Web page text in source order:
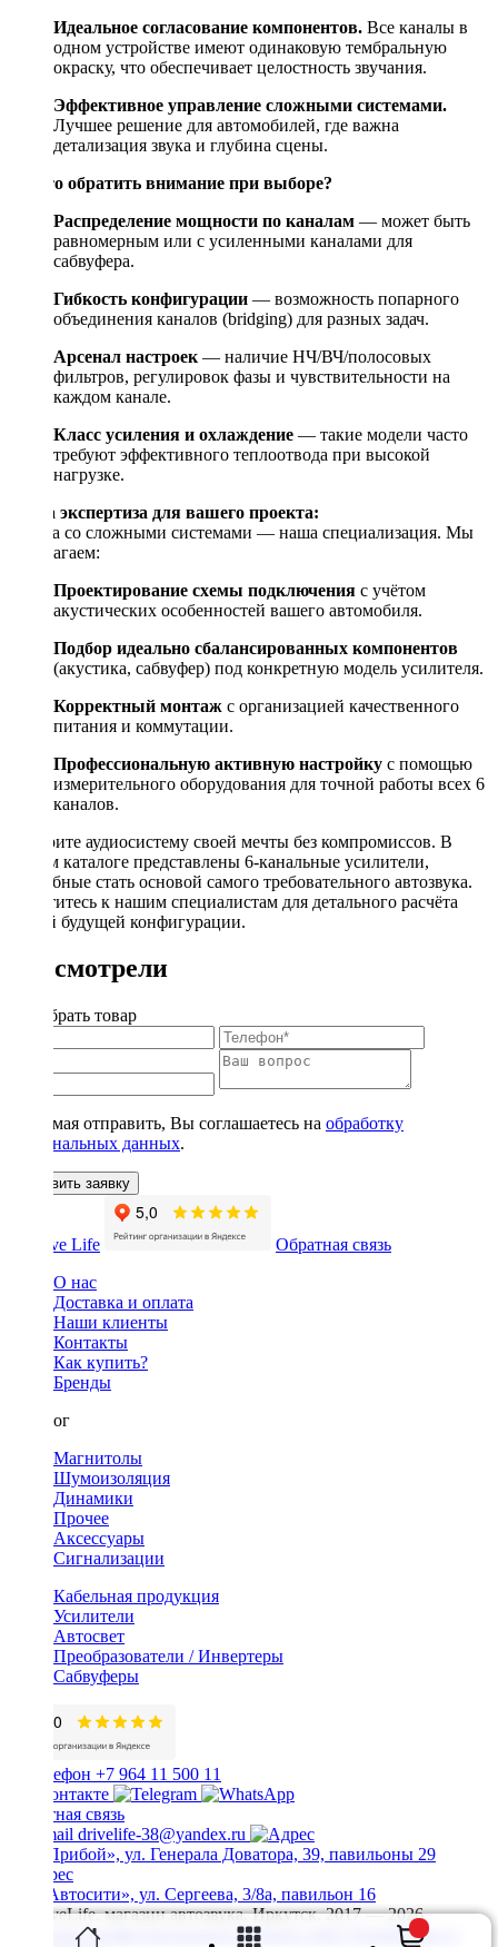
Идеальное согласование компонентов. Все каналы в
одном устройстве имеют одинаковую тембральную
окраску, что обеспечивает целостность звучания.
Эффективное управление сложными системами.
Лучшее решение для автомобилей, где важна
детализация звука и глубина сцены.
На что обратить внимание при выборе?
Распределение мощности по каналам — может быть
равномерным или с усиленными каналами для
сабвуфера.
Гибкость конфигурации — возможность попарного
объединения каналов (bridging) для разных задач.
Арсенал настроек — наличие НЧ/ВЧ/полосовых
фильтров, регулировок фазы и чувствительности на
каждом канале.
Класс усиления и охлаждение — такие модели часто
требуют эффективного теплоотвода при высокой
нагрузке.
Наша экспертиза для вашего проекта:
Работа со сложными системами — наша специализация. Мы
предлагаем:
Проектирование схемы подключения с учётом
акустических особенностей вашего автомобиля.
Подбор идеально сбалансированных компонентов
(акустика, сабвуфер) под конкретную модель усилителя.
Корректный монтаж с организацией качественного
питания и коммутации.
Профессиональную активную настройку с помощью
измерительного оборудования для точной работы всех 6
каналов.
Соберите аудиосистему своей мечты без компромиссов. В
нашем каталоге представлены 6-канальные усилители,
способные стать основой самого требовательного автозвука.
Обратитесь к нашим специалистам для детального расчёта
вашей будущей конфигурации.
Вы смотрели
Подобрать товар
Нажимая отправить, Вы соглашаетесь на обработку
персональных данных.
Оставить заявку
Обратная связь
О нас
Доставка и оплата
Наши клиенты
Контакты
Как купить?
Бренды
Каталог
Магнитолы
Шумоизоляция
Динамики
Прочее
Аксессуары
Сигнализации
Кабельная продукция
Усилители
Автосвет
Преобразователи / Инвертеры
Сабвуферы
+7 964 11 500 11
Обратная связь
drivelife-38@yandex.ru
ТЦ «Прибой», ул. Генерала Доватора, 39, павильоны 29
ТЦ «Автосити», ул. Сергеева, 3/8а, павильон 16
© DriveLife, магазин автозвука, Иркутск. 2017 — 2026
Политика конфиденциальности Карта сайта
Разработано в